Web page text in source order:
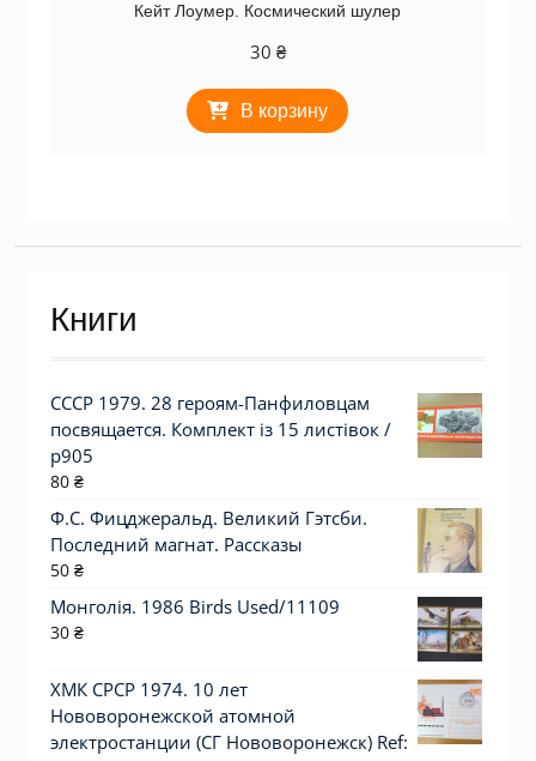
Кейт Лоумер. Космический шулер
30 ₴
В корзину
Книги
СССР 1979. 28 героям-Панфиловцам
посвящается. Комплект із 15 листівок /
р905
80 ₴
Ф.С. Фицджеральд. Великий Гэтсби.
Последний магнат. Рассказы
50 ₴
Монголія. 1986 Birds Used/11109
30 ₴
ХМК СРСР 1974. 10 лет
Нововоронежской атомной
электростанции (СГ Нововоронежск) Ref: